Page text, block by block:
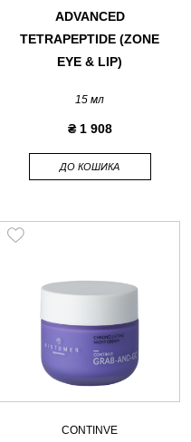
ADVANCED
TETRAPEPTIDE (ZONE
EYE & LIP)
15 мл
₴ 1 908
ДО КОШИКА
CONTINVE